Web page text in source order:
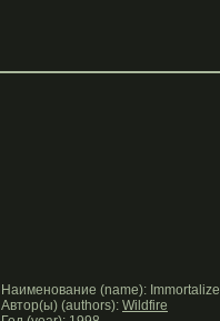
Наименование (name): Immortalize
Автор(ы) (authors): Wildfire